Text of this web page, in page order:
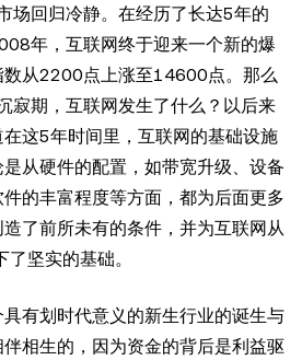
场回归冷静。在经历了长达5年的
年，互联网终于迎来一个新的爆
数从2200点上涨至14600点。那么
寂期，互联网发生了什么？以后来
这5年时间里，互联网的基础设施
从硬件的配置，如带宽升级、设备
的丰富程度等方面，都为后面更多
了前所未有的条件，并为互联网从
坚实的基础。
有划时代意义的新生行业的诞生与
相生的，因为资金的背后是利益驱